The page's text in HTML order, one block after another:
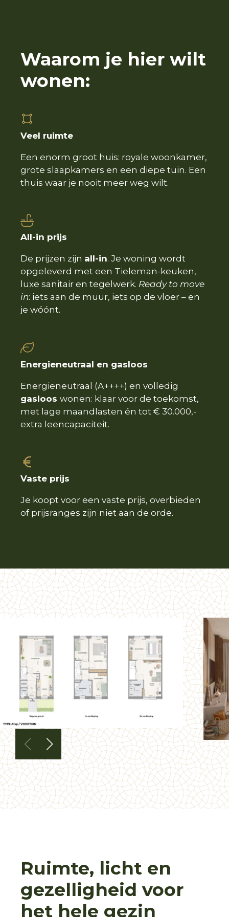
Waarom je hier wilt
wonen:
Veel ruimte
Een enorm groot huis: royale woonkamer,
grote slaapkamers en een diepe tuin. Een
thuis waar je nooit meer weg wilt.
All-in prijs
De prijzen zijn all-in. Je woning wordt
opgeleverd met een Tieleman-keuken,
luxe sanitair en tegelwerk. Ready to move
in: iets aan de muur, iets op de vloer – en
je wóónt.
Energieneutraal en gasloos
Energieneutraal (A++++) en volledig
gasloos wonen: klaar voor de toekomst,
met lage maandlasten én tot € 30.000,-
extra leencapaciteit.
Vaste prijs
Je koopt voor een vaste prijs, overbieden
of prijsranges zijn niet aan de orde.
Ruimte, licht en
gezelligheid voor
het hele gezin